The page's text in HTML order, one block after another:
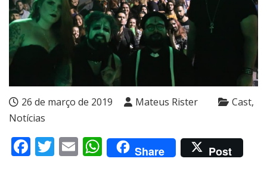
26 de março de 2019 Mateus Rister
Cast
Notícias
Facebook
Twitter
EmailWhatsApp
Share Post